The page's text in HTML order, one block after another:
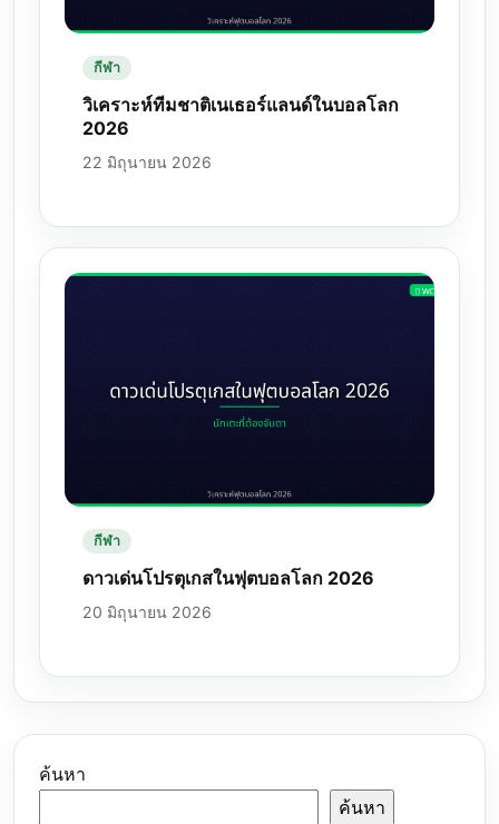
กีฬา
วิเคราะห์ทีมชาติเนเธอร์แลนด์ในบอลโลก
2026
22 มิถุนายน 2026
กีฬา
ดาวเด่นโปรตุเกสในฟุตบอลโลก 2026
20 มิถุนายน 2026
ค้นหา
ค้นหา